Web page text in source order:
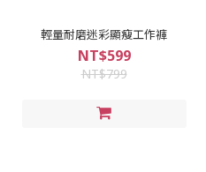
輕量耐磨迷彩顯瘦工作褲
NT$599
NT$799